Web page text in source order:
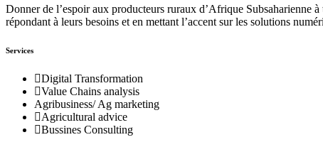
Donner de l’espoir aux producteurs ruraux d’Afrique Subsaharienne
répondant à leurs besoins et en mettant l’accent sur les solutions
Services
Digital Transformation
Value Chains analysis
Agribusiness/ Ag marketing
Agricultural advice
Bussines Consulting